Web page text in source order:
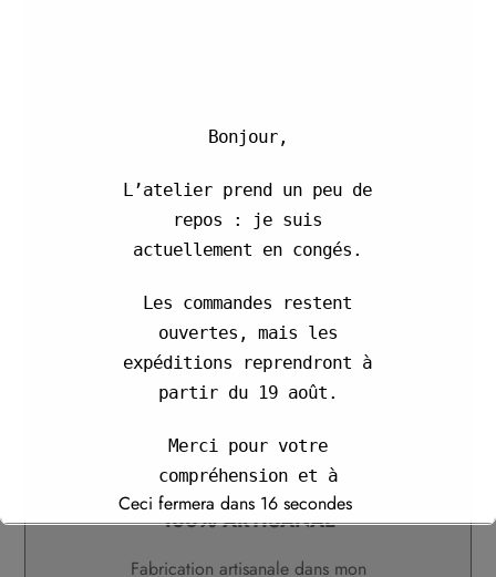
(Secure Socket Layer)
*En relais colis (chronopost)
Livraison à domicile en option
100% ARTISANAL
Fabrication artisanale dans mon
Bonjour,
L’atelier prend un peu de
repos : je suis
actuellement en congés.
Les commandes restent
ouvertes, mais les
expéditions reprendront à
partir du 19 août.
Merci pour votre
compréhension et à
bientôt.
Cordialement,
Ceci fermera dans 16 secondes